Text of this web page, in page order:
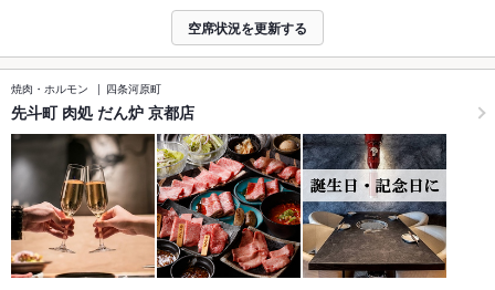
空席状況を更新する
焼肉・ホルモン 四条河原町
先斗町 肉処 だん炉 京都店